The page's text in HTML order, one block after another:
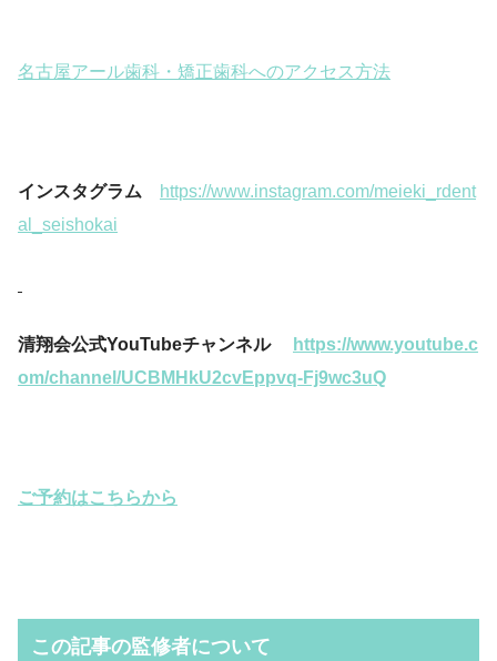
名古屋アール歯科・矯正歯科へのアクセス方法
インスタグラム
https://www.instagram.com/meieki_rdent
al_seishokai
清翔会公式YouTubeチャンネル
https://www.youtube.c
om/channel/UCBMHkU2cvEppvq-Fj9wc3uQ
ご予約はこちらから
この記事の監修者について